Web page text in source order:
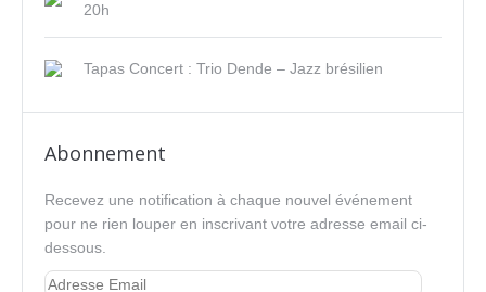
20h
Tapas Concert : Trio Dende – Jazz brésilien
Abonnement
Recevez une notification à chaque nouvel événement
pour ne rien louper en inscrivant votre adresse email ci-
dessous.